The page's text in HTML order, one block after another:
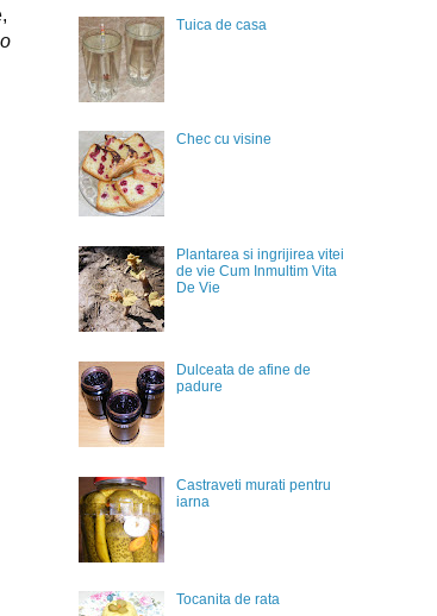
Tuica de casa
Chec cu visine
Plantarea si ingrijirea vitei
de vie Cum Inmultim Vita
De Vie
Dulceata de afine de
padure
Castraveti murati pentru
iarna
Tocanita de rata